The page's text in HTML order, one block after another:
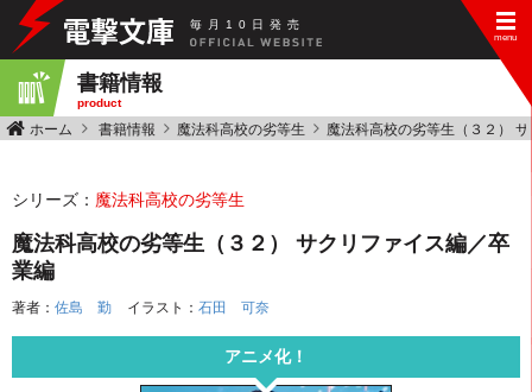
毎 月 10 日 発 売
書籍情報
product
ホーム 書籍情報 魔法科高校の劣等生 魔法科高校の劣等生（３２）
シリーズ： 魔法科高校の劣等生
魔法科高校の劣等生（３２） サクリファイス編／卒
業編
著者： 佐島 勤 イラスト： 石田 可奈
アニメ化！